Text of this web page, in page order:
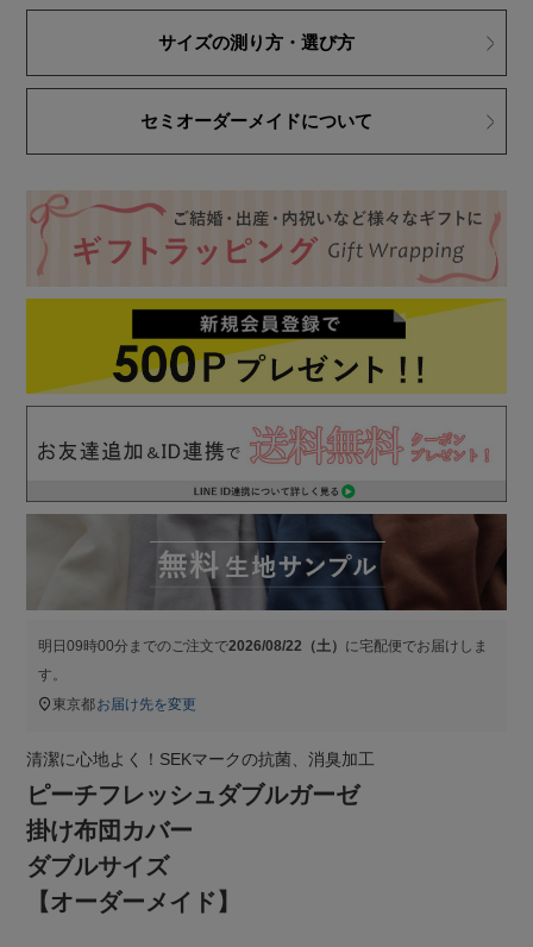
サイズの測り方・選び方
セミオーダーメイドについて
明日09時00分 までのご注文で2026/08/22（土） に 宅配便でお届けしま
す。
東京都お届け先を変更
清潔に心地よく！SEKマークの抗菌、消臭加工
ピーチフレッシュダブルガーゼ
掛け布団カバー
ダブルサイズ
【オーダーメイド】